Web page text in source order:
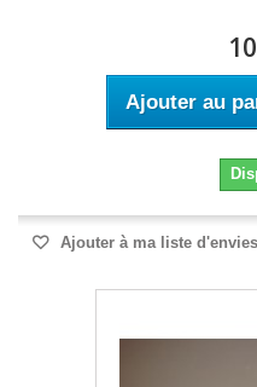
Ajouter au
Ajouter à ma liste d'envies